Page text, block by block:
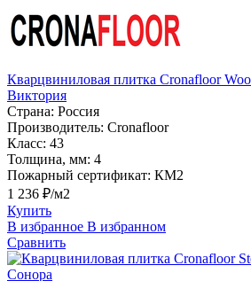
Кварцвиниловая плитка Cronafloor
Виктория
Страна: Россия
Производитель: Cronafloor
Класс: 43
Толщина, мм: 4
Пожарный сертификат: КМ2
1 236 ₽/м2
Купить
В избранное В избранном
Сравнить